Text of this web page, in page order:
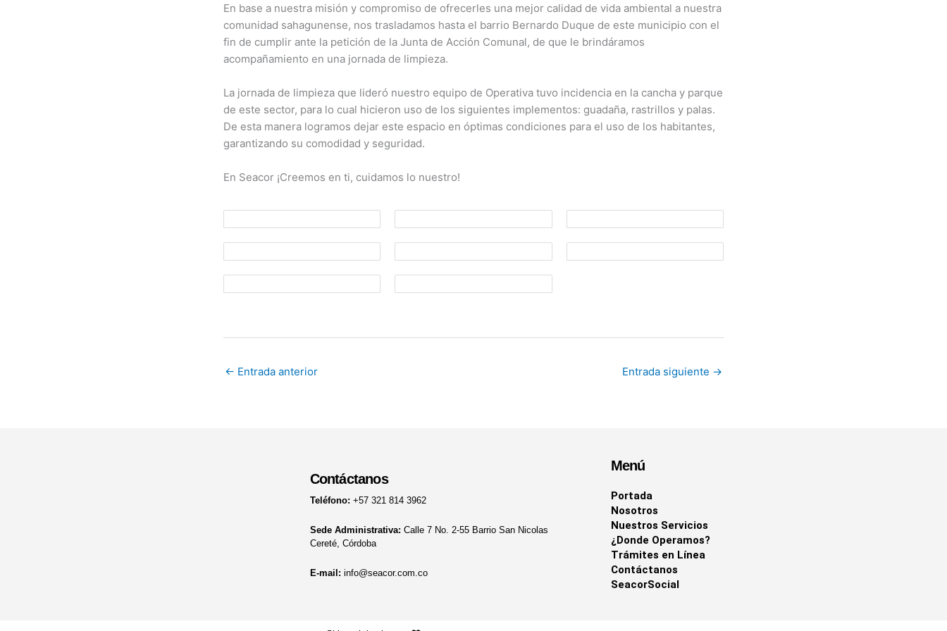
En base a nuestra misión y compromiso de ofrecerles una mejor calidad de vida ambiental a nuestra
comunidad sahagunense, nos trasladamos hasta el barrio Bernardo Duque de este municipio con el
fin de cumplir ante la petición de la Junta de Acción Comunal, de que le brindáramos
acompañamiento en una jornada de limpieza.
La jornada de limpieza que lideró nuestro equipo de Operativa tuvo incidencia en la cancha y parque
de este sector, para lo cual hicieron uso de los siguientes implementos: guadaña, rastrillos y palas.
De esta manera logramos dejar este espacio en óptimas condiciones para el uso de los habitantes,
garantizando su comodidad y seguridad.
En Seacor ¡Creemos en ti, cuidamos lo nuestro!
← Entrada anterior Entrada siguiente →
Contáctanos
Teléfono: +57 321 814 3962
Sede Administrativa: Calle 7 No. 2-55 Barrio San Nicolas
Cereté, Córdoba
E-mail: info@seacor.com.co
Menú
Portada
Nosotros
Nuestros Servicios
¿Donde Operamos?
Trámites en Línea
Contáctanos
SeacorSocial